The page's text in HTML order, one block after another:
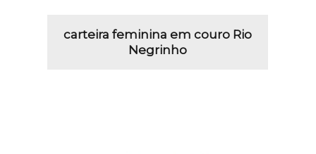
carteira feminina em couro Rio
Negrinho